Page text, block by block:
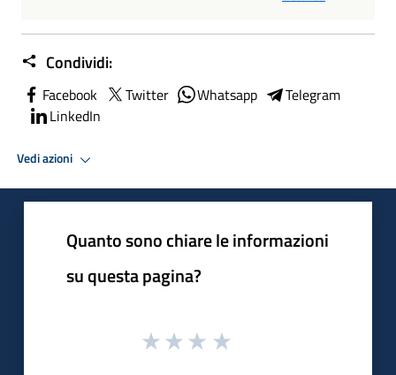
Condividi:
Facebook Twitter Whatsapp
Telegram
LinkedIn
Vedi azioni
Quanto sono chiare le informazioni
su questa pagina?